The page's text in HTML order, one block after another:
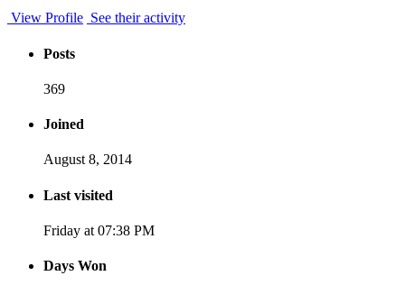
View Profile See their activity
Posts
369
Joined
August 8, 2014
Last visited
Friday at 07:38 PM
Days Won